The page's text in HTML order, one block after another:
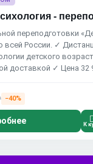
-
переподготовки
всей России. ✓
детского
доставкой ✓ Цена 32
−40%
К